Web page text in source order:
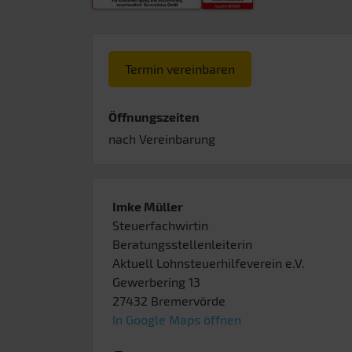
Termin vereinbaren
Öffnungszeiten
nach Vereinbarung
Imke Müller
Steuerfachwirtin
Beratungsstellenleiterin
Aktuell Lohnsteuerhilfeverein e.V.
Gewerbering 13
27432 Bremervörde
In Google Maps öffnen